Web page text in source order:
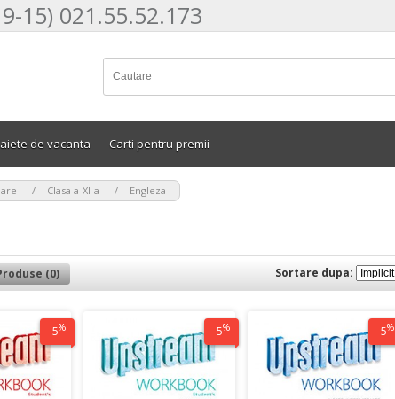
15) 021.55.52.173
de vacanta Carti pentru premii
Clasa a-XI-a Engleza
(0) Sortare dupa:
-5% -5% -5%